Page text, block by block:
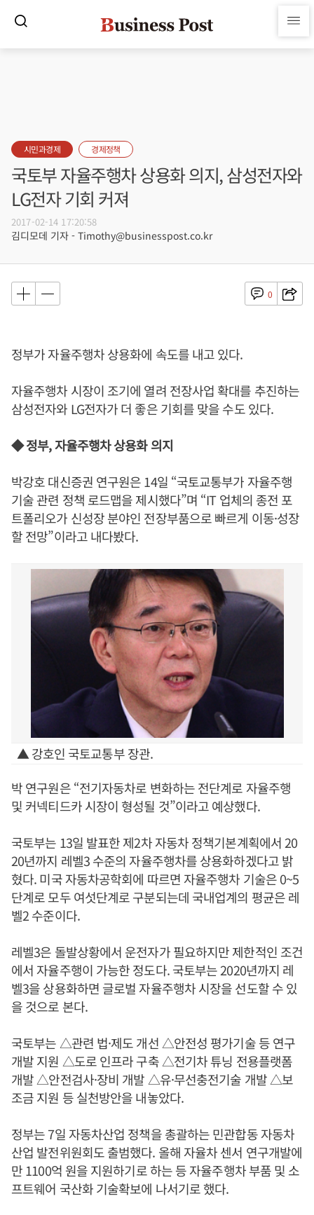
시민과경제 경제정책
국토부 자율주행차 상용화 의지, 삼성전자와
LG전자 기회 커져
2017-02-14 17:20:58
김디모데 기자 - Timothy@businesspost.co.kr
0
정부가 자율주행차 상용화에 속도를 내고 있다.
자율주행차 시장이 조기에 열려 전장사업 확대를 추진하는
삼성전자와 LG전자가 더 좋은 기회를 맞을 수도 있다.
◆ 정부, 자율주행차 상용화 의지
박강호 대신증권 연구원은 14일 “국토교통부가 자율주행
기술 관련 정책 로드맵을 제시했다”며 “IT 업체의 종전 포
트폴리오가 신성장 분야인 전장부품으로 빠르게 이동·성장
할 전망”이라고 내다봤다.
▲ 강호인 국토교통부 장관.
박 연구원은 “전기자동차로 변화하는 전단계로 자율주행
및 커넥티드카 시장이 형성될 것”이라고 예상했다.
국토부는 13일 발표한 제2차 자동차 정책기본계획에서 20
20년까지 레벨3 수준의 자율주행차를 상용화하겠다고 밝
혔다. 미국 자동차공학회에 따르면 자율주행차 기술은 0~5
단계로 모두 여섯단계로 구분되는데 국내업계의 평균은 레
벨2 수준이다.
레벨3은 돌발상황에서 운전자가 필요하지만 제한적인 조건
에서 자율주행이 가능한 정도다. 국토부는 2020년까지 레
벨3을 상용화하면 글로벌 자율주행차 시장을 선도할 수 있
을 것으로 본다.
국토부는 △관련 법·제도 개선 △안전성 평가기술 등 연구
개발 지원 △도로 인프라 구축 △전기차 튜닝 전용플랫폼
개발 △안전검사·장비 개발 △유·무선충전기술 개발 △보
조금 지원 등 실천방안을 내놓았다.
정부는 7일 자동차산업 정책을 총괄하는 민관합동 자동차
산업 발전위원회도 출범했다. 올해 자율차 센서 연구개발에
만 1100억 원을 지원하기로 하는 등 자율주행차 부품 및 소
프트웨어 국산화 기술확보에 나서기로 했다.